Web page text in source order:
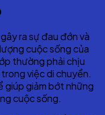
ra sự đau đớn và
cuộc sống của
thường phải chịu
việc di chuyển.
giúp giảm bớt những
cuộc sống.